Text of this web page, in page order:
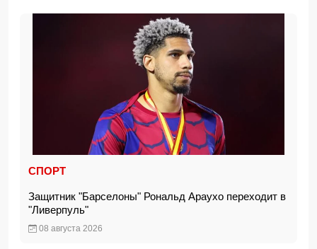
СПОРТ
Защитник "Барселоны" Рональд Араухо переходит в
"Ливерпуль"
08 августа 2026